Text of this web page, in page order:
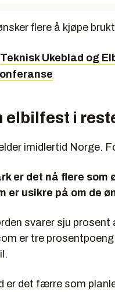
flere å kjøpe
Teknisk Ukeblad og
elbilfest i
imidlertid Norge.
er det nå flere
er usikre på om de
svarer sju
er tre
er det færre som